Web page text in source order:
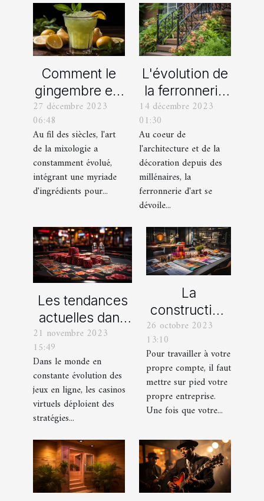
Rhône
Comment le
gingembre est
devenu un
ingrédient clé
dans la
mixologie
moderne
27 décembre 2023
06:48
Au fil des siècles, l'art
de la mixologie a
constamment évolué,
intégrant une myriade
d'ingrédients pour...
L'évolution de
la ferronnerie
d'art à travers
les siècles
14 décembre 2023
01:30
Au coeur de
l'architecture et de la
décoration depuis des
millénaires, la
ferronnerie d'art se
dévoile...
Les tendances
actuelles dans
les offres
promotionnelles
des casinos en
ligne
21 novembre 2023
15:49
Dans le monde en
constante évolution des
jeux en ligne, les casinos
virtuels déploient des
stratégies...
La
construction
d’une identité
d’entreprise :
que faut-il en
savoir ?
26 octobre 2023
13:10
Pour travailler à votre
propre compte, il faut
mettre sur pied votre
propre entreprise.
Une fois que votre...